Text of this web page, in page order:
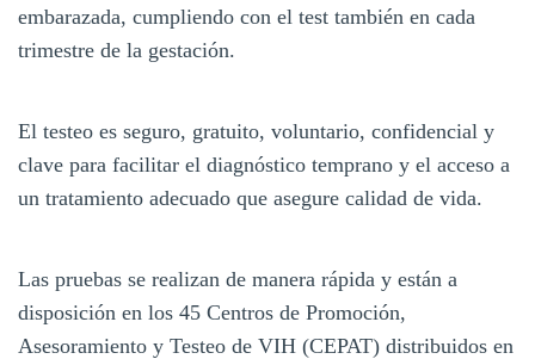
embarazada, cumpliendo con el test también en cada
trimestre de la gestación.
El testeo es seguro, gratuito, voluntario, confidencial y
clave para facilitar el diagnóstico temprano y el acceso a
un tratamiento adecuado que asegure calidad de vida.
Las pruebas se realizan de manera rápida y están a
disposición en los 45 Centros de Promoción,
Asesoramiento y Testeo de VIH (CEPAT) distribuidos en